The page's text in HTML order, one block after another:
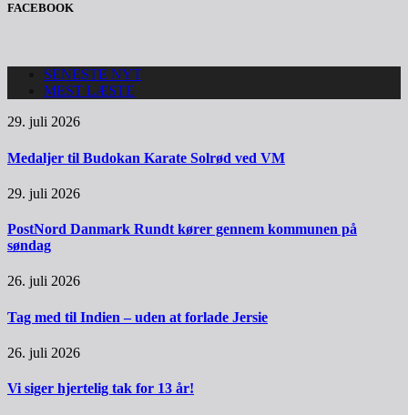
FACEBOOK
SENESTE NYT
MEST LÆSTE
29. juli 2026
Medaljer til Budokan Karate Solrød ved VM
29. juli 2026
PostNord Danmark Rundt kører gennem kommunen på
søndag
26. juli 2026
Tag med til Indien – uden at forlade Jersie
26. juli 2026
Vi siger hjertelig tak for 13 år!